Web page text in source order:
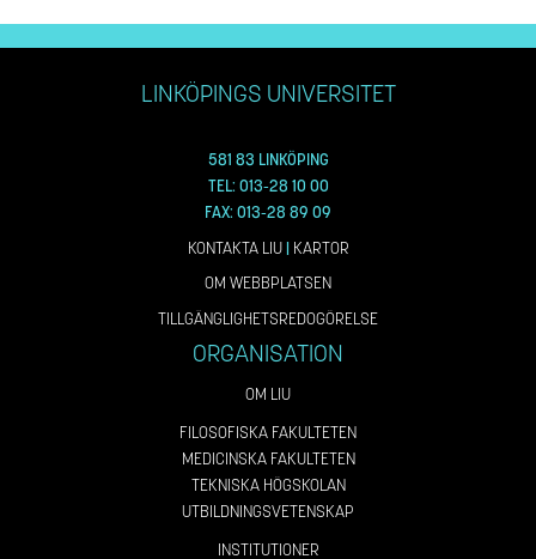
LINKÖPINGS UNIVERSITET
581 83 LINKÖPING
TEL: 013-28 10 00
FAX: 013-28 89 09
KONTAKTA LIU| KARTOR
OM WEBBPLATSEN
TILLGÄNGLIGHETSREDOGÖRELSE
ORGANISATION
OM LIU
FILOSOFISKA FAKULTETEN
MEDICINSKA FAKULTETEN
TEKNISKA HÖGSKOLAN
UTBILDNINGSVETENSKAP
INSTITUTIONER